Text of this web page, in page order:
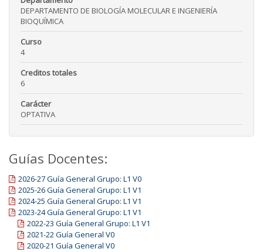
DEPARTAMENTO DE BIOLOGÍA MOLECULAR E INGENIERÍA
BIOQUÍMICA
Curso
4
Creditos totales
6
Carácter
OPTATIVA
Guías Docentes:
2026-27 Guía General Grupo: L1 V0
2025-26 Guía General Grupo: L1 V1
2024-25 Guía General Grupo: L1 V1
2023-24 Guía General Grupo: L1 V1
2022-23 Guía General Grupo: L1 V1
2021-22 Guía General V0
2020-21 Guía General V0